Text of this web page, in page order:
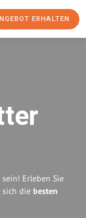
ERHALTEN
Erleben Sie
sich die besten